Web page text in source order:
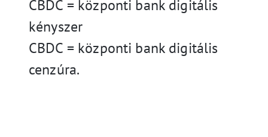
CBDC = központi bank digitális
kényszer
CBDC = központi bank digitális
cenzúra.